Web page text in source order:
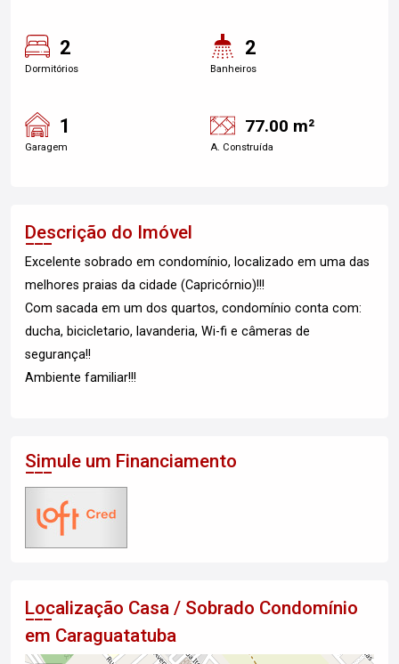
2
Dormitórios
2
Banheiros
1
Garagem
77.00 m²
A. Construída
Descrição do Imóvel
Excelente sobrado em condomínio, localizado em uma das
melhores praias da cidade (Capricórnio)!!!
Com sacada em um dos quartos, condomínio conta com:
ducha, bicicletario, lavanderia, Wi-fi e câmeras de
segurança!!
Ambiente familiar!!!
Simule um Financiamento
Localização Casa / Sobrado Condomínio
em Caraguatatuba